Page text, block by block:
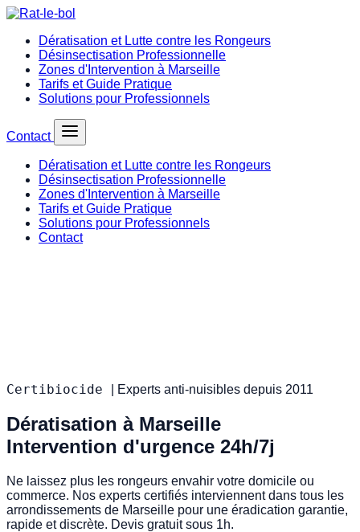
Dératisation et Lutte contre les Rongeurs
Désinsectisation Professionnelle
Zones d'Intervention à Marseille
Tarifs et Guide Pratique
Solutions pour Professionnels
Contact
Dératisation et Lutte contre les Rongeurs
Désinsectisation Professionnelle
Zones d'Intervention à Marseille
Tarifs et Guide Pratique
Solutions pour Professionnels
Contact
Certibiocide Experts anti-nuisibles depuis 2011
Dératisation à Marseille
Intervention d'urgence 24h/7j
Ne laissez plus les rongeurs envahir votre domicile ou
commerce. Nos experts certifiés interviennent dans tous les
arrondissements de Marseille pour une éradication garantie,
rapide et discrète. Devis gratuit sous 1h.